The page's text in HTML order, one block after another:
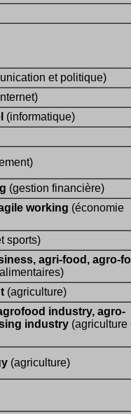
et politique)
(informatique)
(gestion financière)
working (économie
sports)
agri-food, agro-
(agriculture)
industry, agro-
industry (agriculture
(agriculture)